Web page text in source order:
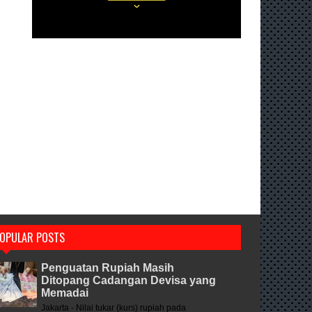
POSTS
Penguatan Rupiah Masih
Ditopang Cadangan Devisa yang
Memadai
Jakarta - Nilai tukar (kurs) rupiah pada